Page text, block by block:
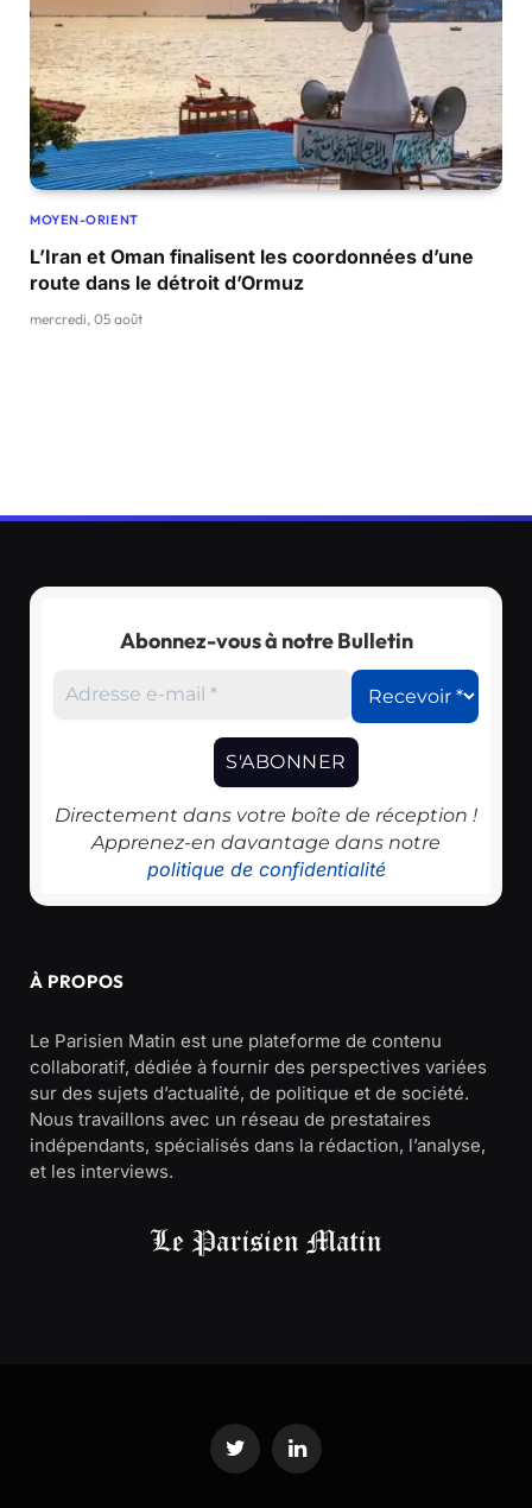
MOYEN-ORIENT
L’Iran et Oman finalisent les coordonnées d’une
route dans le détroit d’Ormuz
mercredi, 05 août
Abonnez-vous à notre Bulletin
Directement dans votre boîte de réception !
Apprenez-en davantage dans notre
politique de confidentialité
À PROPOS
Le Parisien Matin est une plateforme de contenu
collaboratif, dédiée à fournir des perspectives variées
sur des sujets d’actualité, de politique et de société.
Nous travaillons avec un réseau de prestataires
indépendants, spécialisés dans la rédaction, l’analyse,
et les interviews.
Twitter LinkedIn